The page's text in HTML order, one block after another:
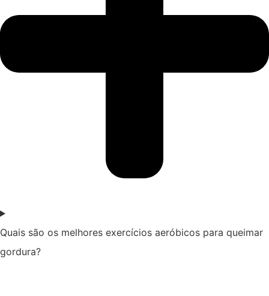
Quais são os melhores exercícios aeróbicos para queimar
gordura?